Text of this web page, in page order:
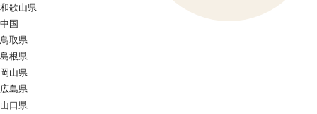
和歌山県
中国
鳥取県
島根県
岡山県
広島県
山口県